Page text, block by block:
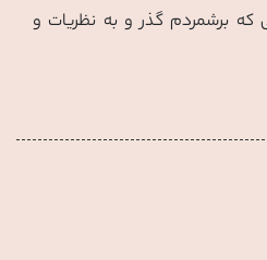
که برشمردم گذر و به نظریات و